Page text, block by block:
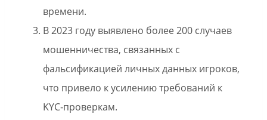
времени.
В 2023 году выявлено более 200 случаев
мошенничества, связанных с
фальсификацией личных данных игроков,
что привело к усилению требований к
KYC‑проверкам.